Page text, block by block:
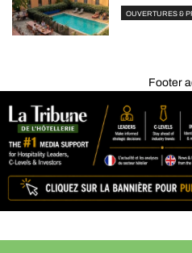
OUVERTURES &
Footer